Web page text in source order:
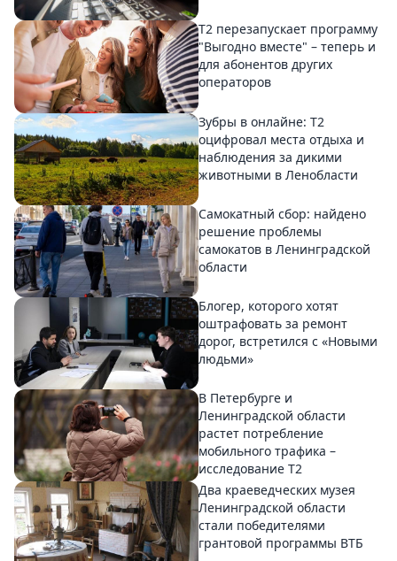
Т2 перезапускает программу
"Выгодно вместе" – теперь и
для абонентов других
операторов
Зубры в онлайне: Т2
оцифровал места отдыха и
наблюдения за дикими
животными в Ленобласти
Самокатный сбор: найдено
решение проблемы
самокатов в Ленинградской
области
Блогер, которого хотят
оштрафовать за ремонт
дорог, встретился с «Новыми
людьми»
В Петербурге и
Ленинградской области
растет потребление
мобильного трафика –
исследование T2
Два краеведческих музея
Ленинградской области
стали победителями
грантовой программы ВТБ